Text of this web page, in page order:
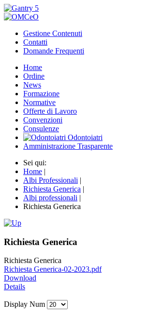
Gestione Contenuti
Contatti
Domande Frequenti
Home
Ordine
News
Formazione
Normative
Offerte di Lavoro
Convenzioni
Consulenze
Odontoiatri
Amministrazione Trasparente
Sei qui:
Home |
Albi Professionali |
Richiesta Generica |
Albi professionali |
Richiesta Generica
Richiesta Generica
Richiesta Generica
Richiesta Generica-02-2023.pdf
Download
Details
Display Num